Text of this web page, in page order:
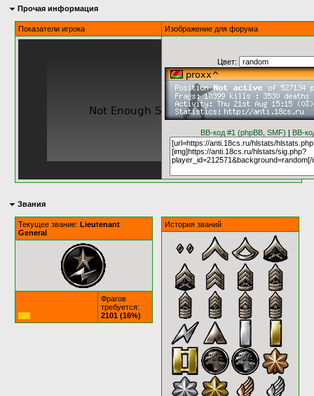
Прочая информация
Показатели игрока Изображение для форума
Цвет:
BB-код #1 (phpBB, SMF) | BB-
Звания
Текущее звание: Lieutenant
General
Фрагов
требуется:
2101 (16%)
История званий